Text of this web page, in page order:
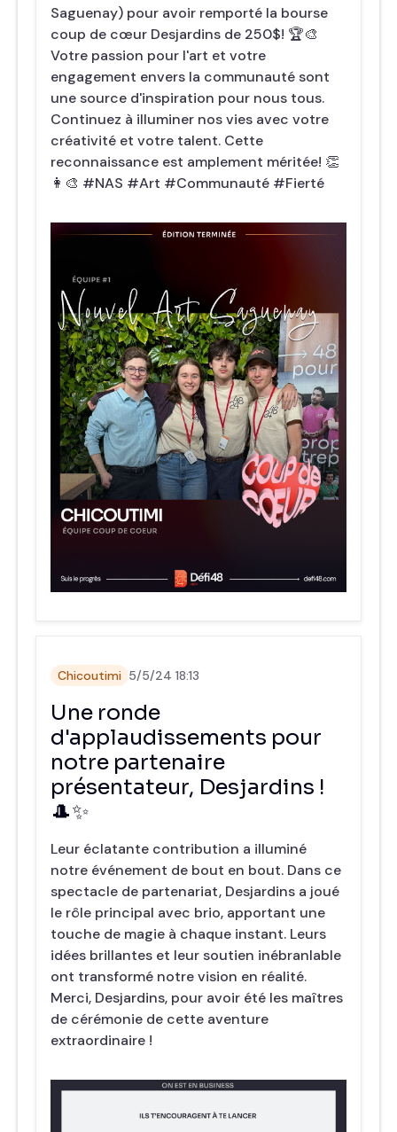
Saguenay) pour avoir remporté la bourse
coup de cœur Desjardins de 250$! 🏆🎨
Votre passion pour l'art et votre
engagement envers la communauté sont
une source d'inspiration pour nous tous.
Continuez à illuminer nos vies avec votre
créativité et votre talent. Cette
reconnaissance est amplement méritée! 👏
👩‍🎨 #NAS #Art #Communauté #Fierté
Chicoutimi 5/5/24 18:13
Une ronde
d'applaudissements pour
notre partenaire
présentateur, Desjardins !
🎩✨
Leur éclatante contribution a illuminé
notre événement de bout en bout. Dans ce
spectacle de partenariat, Desjardins a joué
le rôle principal avec brio, apportant une
touche de magie à chaque instant. Leurs
idées brillantes et leur soutien inébranlable
ont transformé notre vision en réalité.
Merci, Desjardins, pour avoir été les maîtres
de cérémonie de cette aventure
extraordinaire !